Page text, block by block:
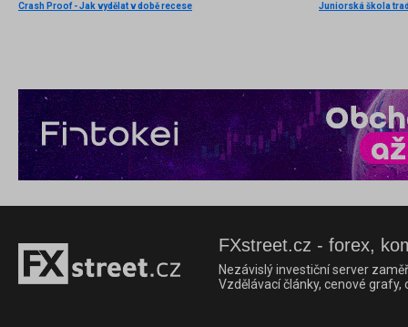
Crash Proof - Jak vydělat v době recese
Juniorská škola
FXstreet.cz - forex,
Nezávislý investiční server
Vzdělávací články, cenové